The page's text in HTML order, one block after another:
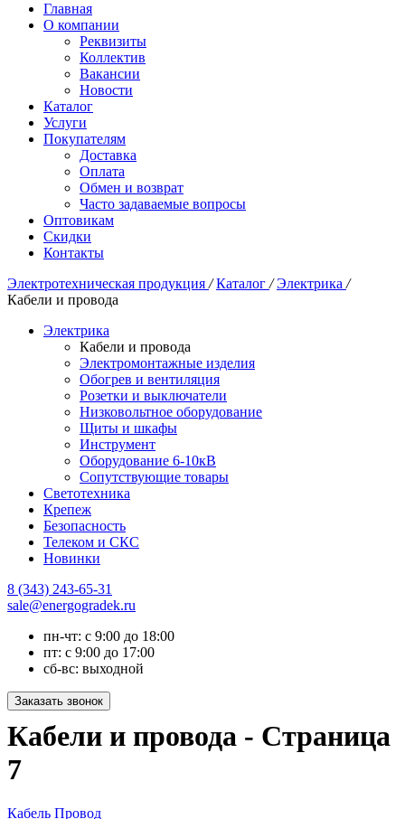
Главная
О компании
Реквизиты
Коллектив
Вакансии
Новости
Каталог
Услуги
Покупателям
Доставка
Оплата
Обмен и возврат
Часто задаваемые вопросы
Оптовикам
Скидки
Контакты
Электротехническая продукция / Каталог / Электрика /
Кабели и провода
Электрика
Кабели и провода
Электромонтажные изделия
Обогрев и вентиляция
Розетки и выключатели
Низковольтное оборудование
Щиты и шкафы
Инструмент
Оборудование 6-10кВ
Сопутствующие товары
Светотехника
Крепеж
Безопасность
Телеком и СКС
Новинки
8 (343) 243-65-31
sale@energogradek.ru
пн-чт: с 9:00 до 18:00
пт: с 9:00 до 17:00
сб-вс: выходной
Кабели и провода - Страница
7
Кабель Провод